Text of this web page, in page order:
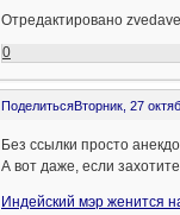
Отредактировано
0
ПоделитьсяВторник, 27
Без ссылки просто
А вот даже, если
Индейский мэр женится